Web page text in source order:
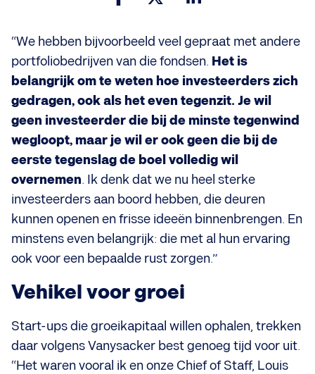
“We hebben bijvoorbeeld veel gepraat met andere
portfoliobedrijven van die fondsen. Het is
belangrijk om te weten hoe investeerders zich
gedragen, ook als het even tegenzit. Je wil
geen investeerder die bij de minste tegenwind
wegloopt, maar je wil er ook geen die bij de
eerste tegenslag de boel volledig wil
overnemen. Ik denk dat we nu heel sterke
investeerders aan boord hebben, die deuren
kunnen openen en frisse ideeën binnenbrengen. En
minstens even belangrijk: die met al hun ervaring
ook voor een bepaalde rust zorgen.”
Vehikel voor groei
Start-ups die groeikapitaal willen ophalen, trekken
daar volgens Vanysacker best genoeg tijd voor uit.
“Het waren vooral ik en onze Chief of Staff, Louis